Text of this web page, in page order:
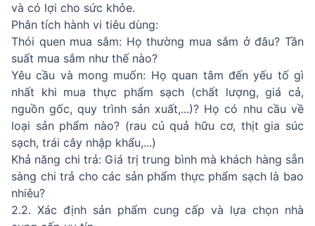
và có lợi cho sức khỏe.
Phân tích hành vi tiêu dùng:
Thói quen mua sắm: Họ thường mua sắm ở đâu? Tần
suất mua sắm như thế nào?
Yêu cầu và mong muốn: Họ quan tâm đến yếu tố gì
nhất khi mua thực phẩm sạch (chất lượng, giá cả,
nguồn gốc, quy trình sản xuất,...)? Họ có nhu cầu về
loại sản phẩm nào? (rau củ quả hữu cơ, thịt gia súc
sạch, trái cây nhập khẩu,...)
Khả năng chi trả: Giá trị trung bình mà khách hàng sẵn
sàng chi trả cho các sản phẩm thực phẩm sạch là bao
nhiêu?
2.2. Xác định sản phẩm cung cấp và lựa chọn nhà